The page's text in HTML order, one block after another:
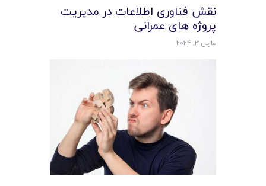
نقش فناوری اطلاعات در مدیریت
پروژه های عمرانی
مارس 3, 2024